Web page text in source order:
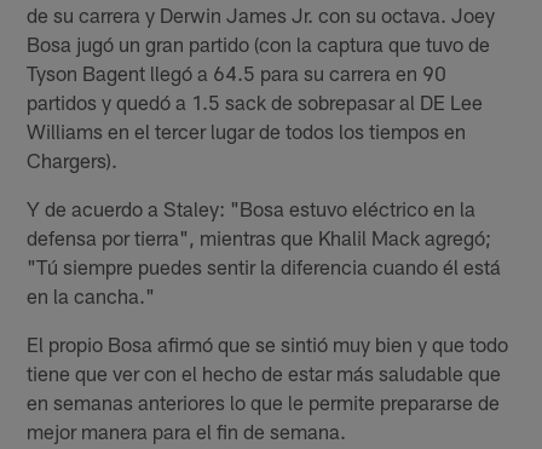
de su carrera y Derwin James Jr. con su octava. Joey
Bosa jugó un gran partido (con la captura que tuvo de
Tyson Bagent llegó a 64.5 para su carrera en 90
partidos y quedó a 1.5 sack de sobrepasar al DE Lee
Williams en el tercer lugar de todos los tiempos en
Chargers).
Y de acuerdo a Staley: "Bosa estuvo eléctrico en la
defensa por tierra", mientras que Khalil Mack agregó;
"Tú siempre puedes sentir la diferencia cuando él está
en la cancha."
El propio Bosa afirmó que se sintió muy bien y que todo
tiene que ver con el hecho de estar más saludable que
en semanas anteriores lo que le permite prepararse de
mejor manera para el fin de semana.